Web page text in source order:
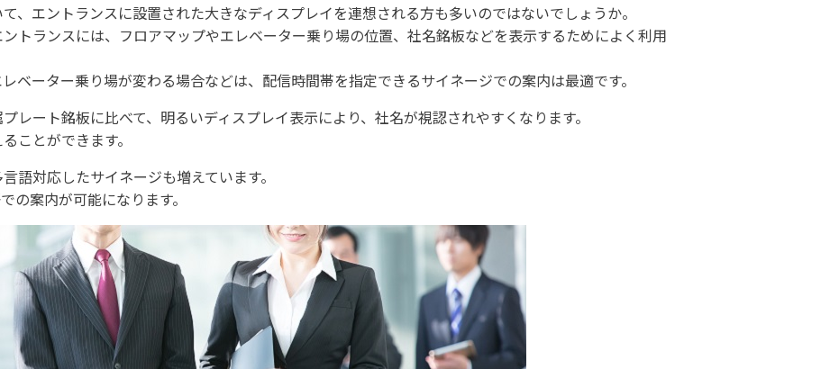
、エントランスに設置された大きなディスプレイを連想される方も多いのではないでしょうか。
トランスには、フロアマップやエレベーター乗り場の位置、社名銘板などを表示するためによく利用
ベーター乗り場が変わる場合などは、配信時間帯を指定できるサイネージでの案内は最適です。
レート銘板に比べて、明るいディスプレイ表示により、社名が視認されやすくなります。
ことができます。
語対応したサイネージも増えています。
の案内が可能になります。